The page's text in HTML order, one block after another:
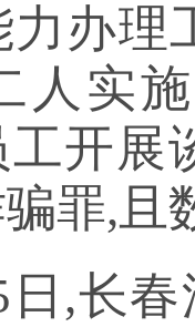
办理
人实
工开
罪,且
日,长